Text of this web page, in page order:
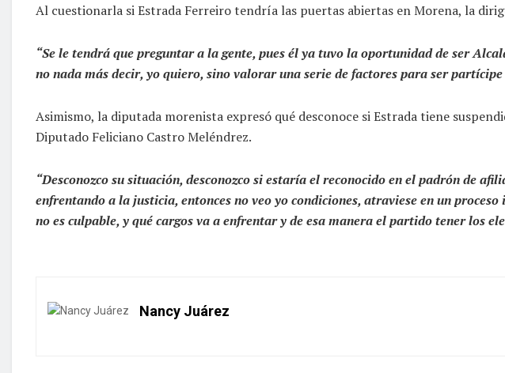
Al cuestionarla si Estrada Ferreiro tendría las puertas abiertas en Morena, la
“Se le tendrá que preguntar a la gente, pues él ya tuvo la oportunidad de ser
no nada más decir, yo quiero, sino valorar una serie de factores para ser
Asimismo, la diputada morenista expresó qué desconoce si Estrada tiene
Diputado Feliciano Castro Meléndrez.
“Desconozco su situación, desconozco si estaría el reconocido en el padrón de
enfrentando a la justicia, entonces no veo yo condiciones, atraviese en un
no es culpable, y qué cargos va a enfrentar y de esa manera el partido tener los
Nancy Juárez